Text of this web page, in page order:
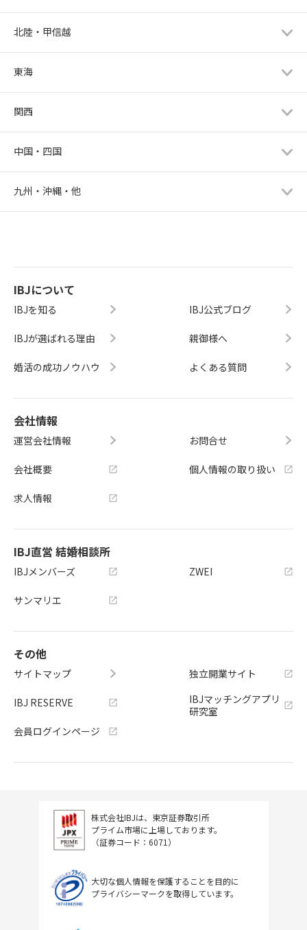
北陸・甲信越
東海
関西
中国・四国
九州・沖縄・他
IBJについて
IBJを知る
IBJが選ばれる理由
婚活の成功ノウハウ
IBJ公式ブログ
親御様へ
よくある質問
会社情報
運営会社情報
会社概要
求人情報
お問合せ
個人情報の取り扱い
IBJ直営 結婚相談所
IBJメンバーズ
サンマリエ
ZWEI
その他
サイトマップ
IBJ RESERVE
会員ログインページ
独立開業サイト
IBJマッチングアプリ
研究室
株式会社IBJは、東京証券取引所
プライム市場に上場しております。
（証券コード：6071）
大切な個人情報を保護することを目的に
プライバシーマークを取得しています。